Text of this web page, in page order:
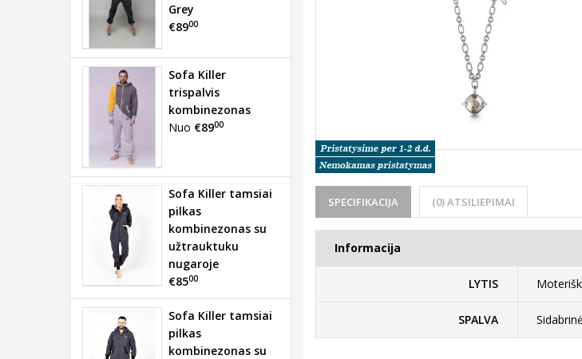
SPECIFIKACIJA (0) ATSILIEPIMAI
Informacija
LYTIS
SPALVA Sidabrinė
Grey
€8900
Sofa Killer
trispalvis
kombinezonas
Nuo €8900
Sofa Killer tamsiai
pilkas
kombinezonas su
užtrauktuku
nugaroje
€8500
Sofa Killer tamsiai
pilkas
kombinezonas su